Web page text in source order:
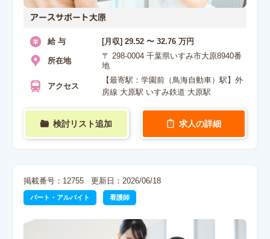
アースサポート大原
給 与 [月収] 29.52 〜 32.76 万円
所在地
〒 298-0004 千葉県いすみ市大原8940番
地
アクセス
【最寄駅：学園前（鳥海自動車）駅】外
房線 大原駅 いすみ鉄道 大原駅
検討リスト追加 求人の詳細
掲載番号：12755 更新日：2026/06/18
パート・アルバイト 看護師